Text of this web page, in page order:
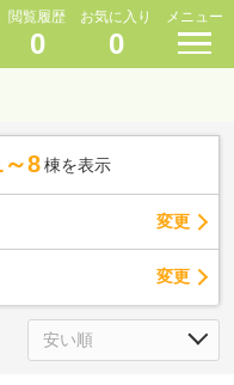
閲覧履歴
0
お気に入り
0
メニュー
～8 棟を表示
変更
変更